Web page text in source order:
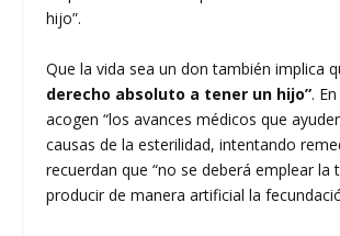
hijo”.
Que la vida sea un don también implica
derecho absoluto a tener un hijo”.
acogen “los avances médicos que
causas de la esterilidad, intentando
recuerdan que “no se deberá emplear la
producir de manera artificial la